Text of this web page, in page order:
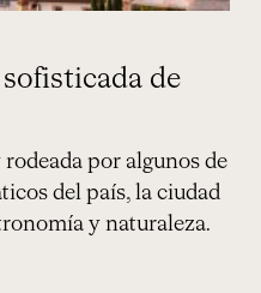
viajar a África
explorar
naturaleza salvaje, la
cobran